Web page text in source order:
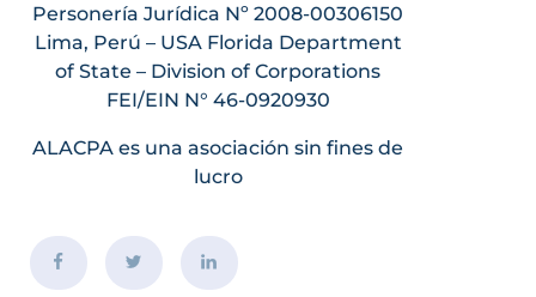
Personería Jurídica Nº 2008-00306150
Lima, Perú – USA Florida Department
of State – Division of Corporations
FEI/EIN N° 46-0920930
ALACPA es una asociación sin fines de
lucro